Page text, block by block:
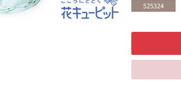
525324